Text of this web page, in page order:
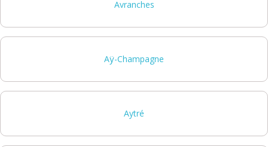
Avranches
Aÿ-Champagne
Aytré